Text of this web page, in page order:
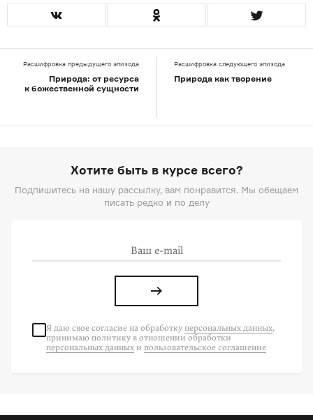
Расшифровка предыдущего эпизода
Природа: от ресурса
к божественной сущности
Расшифровка следующего эпизода
Природа как творение
Хотите быть в курсе всего?
Подпишитесь на нашу рассылку, вам понравится. Мы обещаем
писать редко и по делу
Я даю свое согласие на обработку персональных данных,
принимаю политику в отношении обработки
персональных данных и пользовательское соглашение